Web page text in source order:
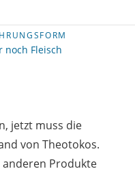
noch Fleisch
jetzt muss die
von Theotokos.
Produkte